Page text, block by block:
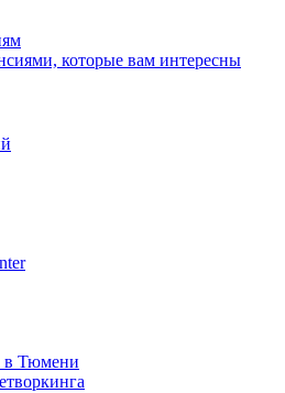
которые вам интересны
в Тюмени